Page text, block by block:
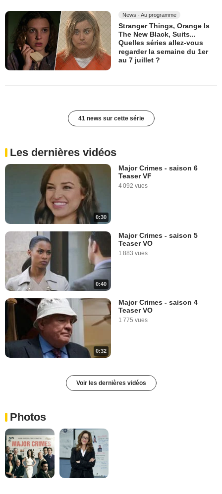
News - Au programme
Stranger Things, Orange Is
The New Black, Suits...
Quelles séries allez-vous
regarder la semaine du 1er
au 7 juillet ?
41 news sur cette série
Les dernières vidéos
0:30
Major Crimes - saison 6
Teaser VF
4 092 vues
0:40
Major Crimes - saison 5
Teaser VO
1 883 vues
0:32
Major Crimes - saison 4
Teaser VO
1 775 vues
Voir les dernières vidéos
Photos